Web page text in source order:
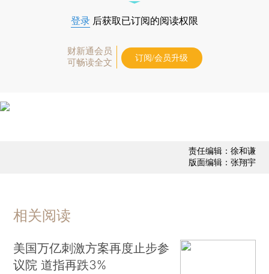
登录 后获取已订阅的阅读权限
财新通会员
可畅读全文
订阅/会员升级
责任编辑：徐和谦
版面编辑：张翔宇
相关阅读
美国万亿刺激方案再度止步参
议院 道指再跌3%